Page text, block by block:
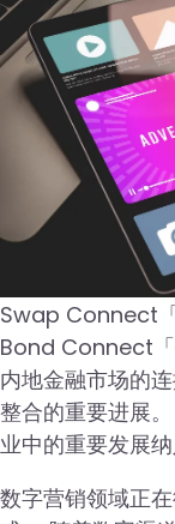
Swap Connect
Bond Connect「
内地金融市场的
整合的重要进展
业中的重要发展
数字营销领域正